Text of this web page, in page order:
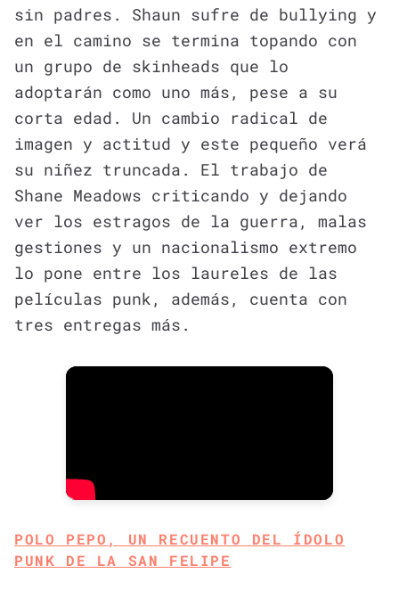
sin padres. Shaun sufre de bullying y
en el camino se termina topando con
un grupo de skinheads que lo
adoptarán como uno más, pese a su
corta edad. Un cambio radical de
imagen y actitud y este pequeño verá
su niñez truncada. El trabajo de
Shane Meadows criticando y dejando
ver los estragos de la guerra, malas
gestiones y un nacionalismo extremo
lo pone entre los laureles de las
películas punk, además, cuenta con
tres entregas más.
POLO PEPO, UN RECUENTO DEL ÍDOLO
PUNK DE LA SAN FELIPE